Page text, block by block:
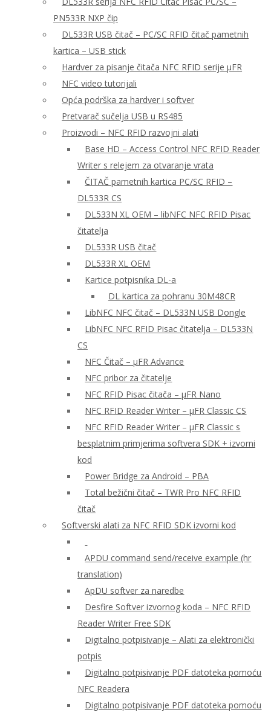
PN533R NXP čip
DL533R USB čitač – PC/SC RFID čitač pametnih
kartica – USB stick
Hardver za pisanje čitača NFC RFID serije μFR
NFC video tutorijali
Opća podrška za hardver i softver
Pretvarač sučelja USB u RS485
Proizvodi – NFC RFID razvojni alati
Base HD – Access Control NFC RFID Reader
Writer s relejem za otvaranje vrata
ČITAČ pametnih kartica PC/SC RFID –
DL533R CS
DL533N XL OEM – libNFC NFC RFID Pisac
čitatelja
DL533R USB čitač
DL533R XL OEM
Kartice potpisnika DL-a
DL kartica za pohranu 30M48CR
LibNFC NFC čitač – DL533N USB Dongle
LibNFC NFC RFID Pisac čitatelja – DL533N
CS
NFC Čitač – μFR Advance
NFC pribor za čitatelje
NFC RFID Pisac čitača – μFR Nano
NFC RFID Reader Writer – μFR Classic CS
NFC RFID Reader Writer – μFR Classic s
besplatnim primjerima softvera SDK + izvorni
kod
Power Bridge za Android – PBA
Total bežični čitač – TWR Pro NFC RFID
čitač
Softverski alati za NFC RFID SDK izvorni kod
APDU command send/receive example (hr
translation)
ApDU softver za naredbe
Desfire Softver izvornog koda – NFC RFID
Reader Writer Free SDK
Digitalno potpisivanje – Alati za elektronički
potpis
Digitalno potpisivanje PDF datoteka pomoću
NFC Readera
Digitalno potpisivanje PDF datoteka pomoću